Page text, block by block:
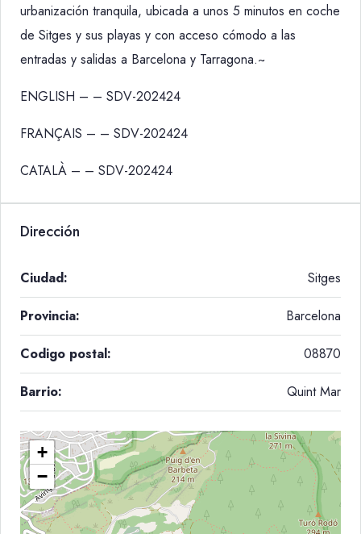
urbanización tranquila, ubicada a unos 5 minutos en coche
de Sitges y sus playas y con acceso cómodo a las
entradas y salidas a Barcelona y Tarragona.~
ENGLISH – – SDV-202424
FRANÇAIS – – SDV-202424
CATALÀ – – SDV-202424
Dirección
Ciudad: Sitges
Provincia: Barcelona
Codigo postal: 08870
Barrio: Quint Mar
+
−